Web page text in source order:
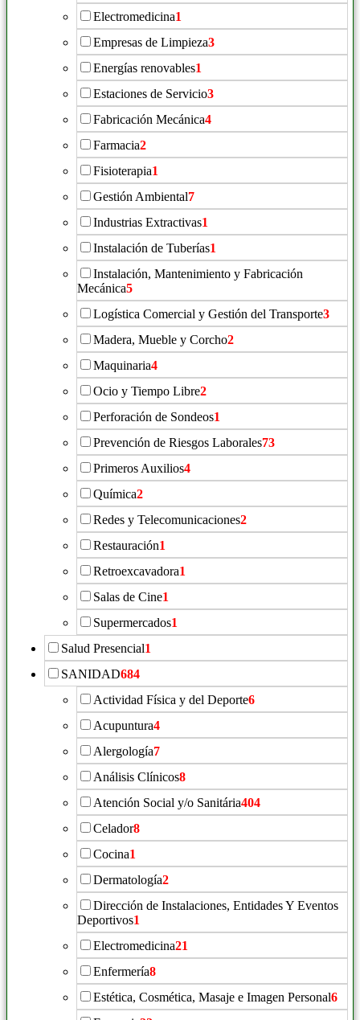
Electromedicina1
Empresas de Limpieza3
Energías renovables1
Estaciones de Servicio3
Fabricación Mecánica4
Farmacia2
Fisioterapia1
Gestión Ambiental7
Industrias Extractivas1
Instalación de Tuberías1
Instalación, Mantenimiento y Fabricación
Mecánica5
Logística Comercial y Gestión del Transporte3
Madera, Mueble y Corcho2
Maquinaria4
Ocio y Tiempo Libre2
Perforación de Sondeos1
Prevención de Riesgos Laborales73
Primeros Auxilios4
Química2
Redes y Telecomunicaciones2
Restauración1
Retroexcavadora1
Salas de Cine1
Supermercados1
Salud Presencial1
SANIDAD684
Actividad Física y del Deporte6
Acupuntura4
Alergología7
Análisis Clínicos8
Atención Social y/o Sanitária404
Celador8
Cocina1
Dermatología2
Dirección de Instalaciones, Entidades Y Eventos
Deportivos1
Electromedicina21
Enfermería8
Estética, Cosmética, Masaje e Imagen Personal6